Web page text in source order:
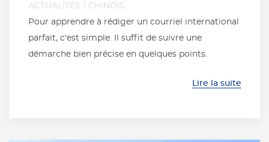
ACTUALITÉS / CHINOIS
Pour apprendre à rédiger un courriel international
parfait, c'est simple. Il suffit de suivre une
démarche bien précise en quelques points.
Lire la suite